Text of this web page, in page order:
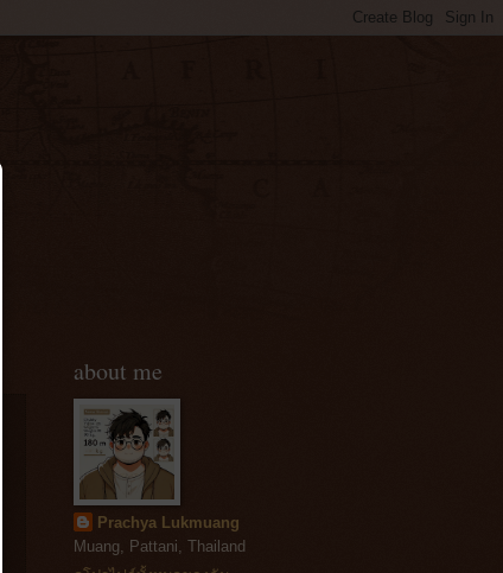
about me
Prachya Lukmuang
Muang, Pattani, Thailand